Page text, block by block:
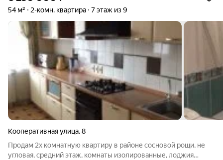
54 м² 2-комн. квартира 7 этаж из 9
Кооперативная улица,8
Продам 2х комнатную квартиру в районе сосновой рощи, не
угловая, средний этаж, комнаты изолированные, лоджия